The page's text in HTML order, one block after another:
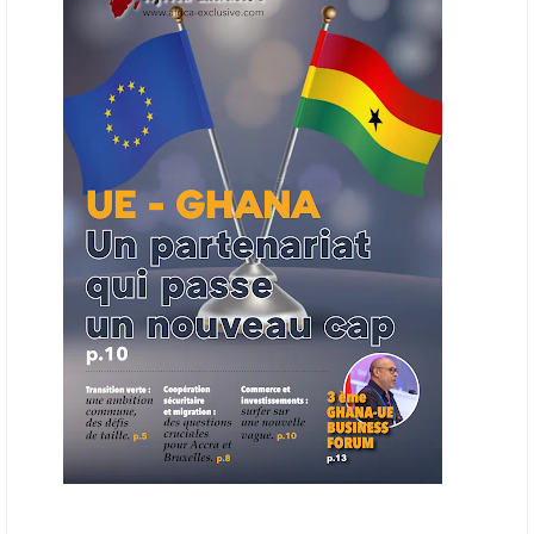
Cet outil permettra de recenser les entreprises africaines opérant dans
la chaîne de valeur énergétique et de publier des appels d’offres
ouverts en priorité aux sociétés du continent. Le projet est en phase
finale de développement et devrait aboutir, d’ici fin 2026 ou début
2027, à un bulletin africain des appels d’offres dans le secteur de
l’énergie.
06/06/26 AFRICA FINANCE CORPORATION
Cette semaine, Africa Finance Corporation (AFC) a annoncé avoir
bouclé un prêt syndiqué de 2 milliards de dollars, la plus importante
levée de son histoire. Initialement calibrée à 1,6 milliard, l'opération a
été relevée de 400 millions face à l'afflux des souscriptions de
banques internationales. Plus du tiers des fonds proviennent
d'institutions financières asiatiques, à parts égales avec l'Europe.
L'Asie-Pacifique et l'Europe pèsent chacune 35 % du tour de table,
devant le Moyen-Orient (25 %) et l'Afrique (5 %), selon le communiqué
de l'institution panafricaine, qui compte 48 pays membres.
ECHANGES AFRIQUE - UE